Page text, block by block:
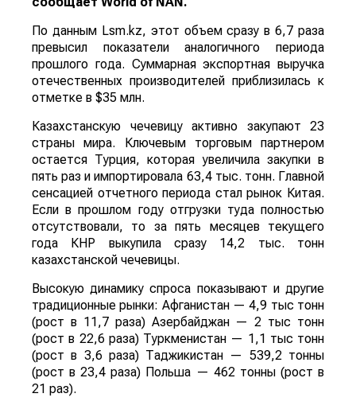
По данным Lsm.kz, этот объем сразу в 6,7 раза
превысил показатели аналогичного периода
прошлого года. Суммарная экспортная выручка
отечественных производителей приблизилась к
отметке в $35 млн.
Казахстанскую чечевицу активно закупают 23
страны мира. Ключевым торговым партнером
остается Турция, которая увеличила закупки в
пять раз и импортировала 63,4 тыс. тонн. Главной
сенсацией отчетного периода стал рынок Китая.
Если в прошлом году отгрузки туда полностью
отсутствовали, то за пять месяцев текущего
года КНР выкупила сразу 14,2 тыс. тонн
казахстанской чечевицы.
Высокую динамику спроса показывают и другие
традиционные рынки: Афганистан — 4,9 тыс тонн
(рост в 11,7 раза) Азербайджан — 2 тыс тонн
(рост в 22,6 раза) Туркменистан — 1,1 тыс тонн
(рост в 3,6 раза) Таджикистан — 539,2 тонны
(рост в 23,4 раза) Польша — 462 тонны (рост в
21 раз).